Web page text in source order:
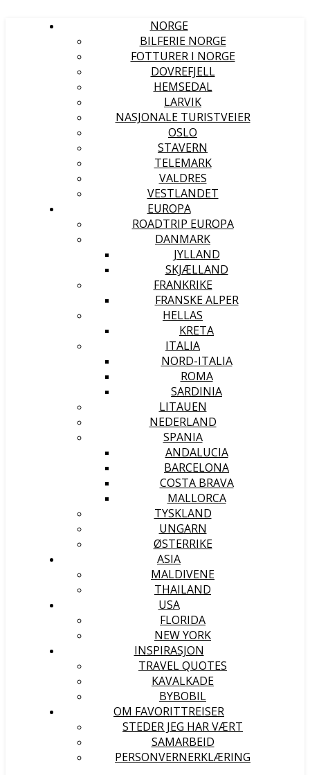
NORGE
BILFERIE NORGE
FOTTURER I NORGE
DOVREFJELL
HEMSEDAL
LARVIK
NASJONALE TURISTVEIER
OSLO
STAVERN
TELEMARK
VALDRES
VESTLANDET
EUROPA
ROADTRIP EUROPA
DANMARK
JYLLAND
SKJÆLLAND
FRANKRIKE
FRANSKE ALPER
HELLAS
KRETA
ITALIA
NORD-ITALIA
ROMA
SARDINIA
LITAUEN
NEDERLAND
SPANIA
ANDALUCIA
BARCELONA
COSTA BRAVA
MALLORCA
TYSKLAND
UNGARN
ØSTERRIKE
ASIA
MALDIVENE
THAILAND
USA
FLORIDA
NEW YORK
INSPIRASJON
TRAVEL QUOTES
KAVALKADE
BYBOBIL
OM FAVORITTREISER
STEDER JEG HAR VÆRT
SAMARBEID
PERSONVERNERKLÆRING